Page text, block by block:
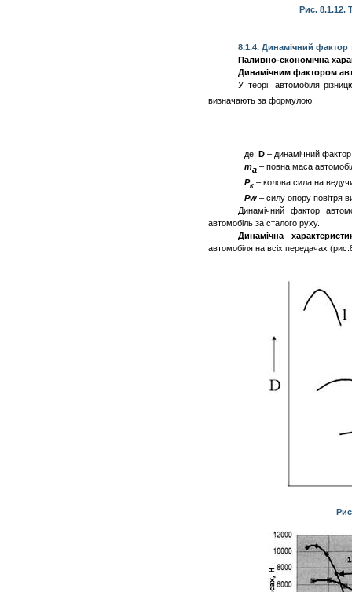
Рис. 8.1.12.
8.1.4. Динамічний фактор
Паливно-економічна
Динамічним фактором
У теорії автомобіля
визначають за формулою:
де: D– динамічний фактор
mа– повна маса
Рк– колова сила на
Рw– силу опору повітря
Динамічний фактор
автомобіль за сталого руху.
Динамічна
автомобіля на всіх передачах